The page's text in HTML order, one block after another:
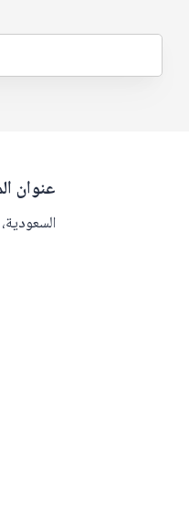
عنوان
السعودية،